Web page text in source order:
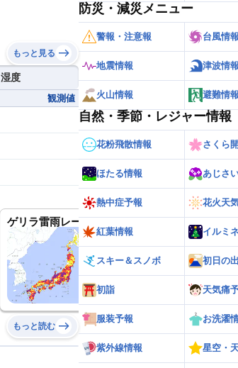
もっと見る
湿度
観測値
ゲリラ雷雨レーダー 世界の雨雲レーダー
もっと読む
防災・減災メニュー
警報・注意報 台風情報
地震情報 津波情報
火山情報 避難情報
自然・季節・レジャー情報
花粉飛散情報 さくら
ほたる情報 あじさ
熱中症予報 花火天
紅葉情報 イルミ
スキー＆スノボ 初日の出
初詣 天気痛
服装予報 お洗濯
紫外線情報 星空・